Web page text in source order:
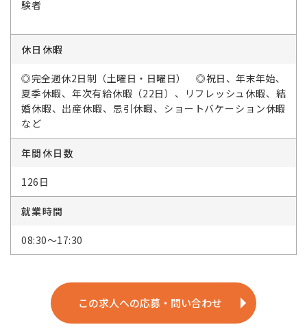
験者
休日休暇
◎完全週休2日制（土曜日・日曜日） ◎祝日、年末年始、
夏季休暇、年次有給休暇（22日）、リフレッシュ休暇、結
婚休暇、出産休暇、忌引休暇、ショートバケーション休暇
など
年間休日数
126日
就業時間
08:30～17:30
この求人への応募・問い合わせ